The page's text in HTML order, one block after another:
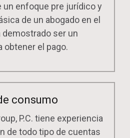
un enfoque pre jurídico y
de un abogado en el
demostrado ser un
obtener el pago.
consumo
P.C. tiene experiencia
de todo tipo de cuentas